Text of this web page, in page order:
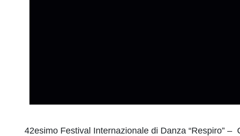
42esimo Festival Internazionale di Danza “Respiro”